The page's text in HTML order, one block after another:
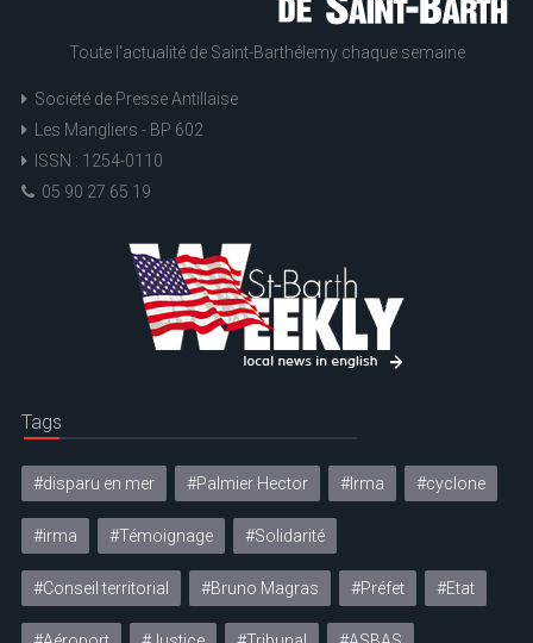
Toute l'actualité de Saint-Barthélemy chaque semaine
Société de Presse Antillaise
Les Mangliers - BP 602
ISSN : 1254-0110
05 90 27 65 19
Tags
#disparu en mer #Palmier Hector #Irma #cyclone
#irma #Témoignage #Solidarité
#Conseil territorial #Bruno Magras #Préfet #Etat